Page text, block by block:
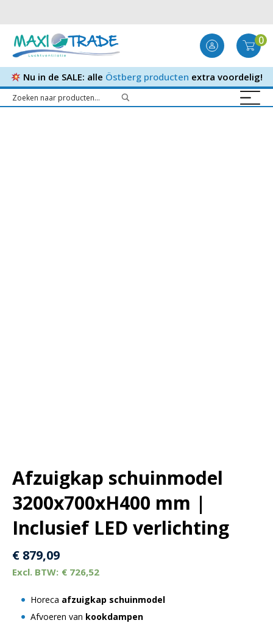
0
Nu in de SALE: alle Östberg producten extra voordelig!
Afzuigkap schuinmodel
3200x700xH400 mm |
Inclusief LED verlichting
€ 879,09
€ 726,52
Horeca afzuigkap schuinmodel
Afvoeren van kookdampen